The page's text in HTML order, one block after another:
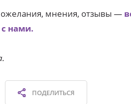
мнения, отзывы —
нами.
ПОДЕЛИТЬСЯ